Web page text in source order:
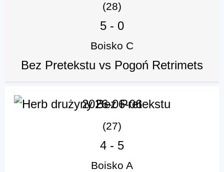
(28)
5 - 0
Boisko C
Bez Pretekstu vs Pogoń Retrimets
2026-06-06
(27)
4 - 5
Boisko A